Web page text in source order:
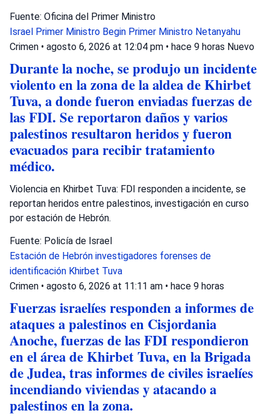
Fuente: Oficina del Primer Ministro
Israel Primer Ministro Begin Primer Ministro Netanyahu
Crimen • agosto 6, 2026 at 12:04 pm • hace 9 horas Nuevo
Durante la noche, se produjo un incidente
violento en la zona de la aldea de Khirbet
Tuva, a donde fueron enviadas fuerzas de
las FDI. Se reportaron daños y varios
palestinos resultaron heridos y fueron
evacuados para recibir tratamiento
médico.
Violencia en Khirbet Tuva: FDI responden a incidente, se
reportan heridos entre palestinos, investigación en curso
por estación de Hebrón.
Fuente: Policía de Israel
Estación de Hebrón investigadores forenses de
identificación Khirbet Tuva
Crimen • agosto 6, 2026 at 11:11 am • hace 9 horas
Fuerzas israelíes responden a informes de
ataques a palestinos en Cisjordania
Anoche, fuerzas de las FDI respondieron
en el área de Khirbet Tuva, en la Brigada
de Judea, tras informes de civiles israelíes
incendiando viviendas y atacando a
palestinos en la zona.